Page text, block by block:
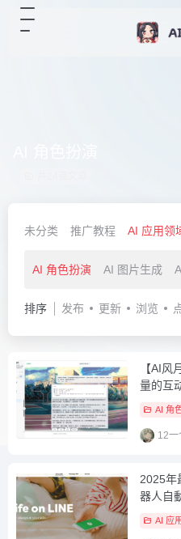
未分类 推广教程 AI 应用领
AI 角色扮演 AI 图片生成
排序 发布 更新 浏览
【AI
量的互
AI 角
12一
2025年
器人自
AI 应